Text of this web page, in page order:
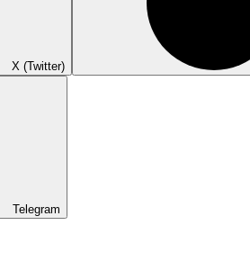
X (Twitter)
Telegram